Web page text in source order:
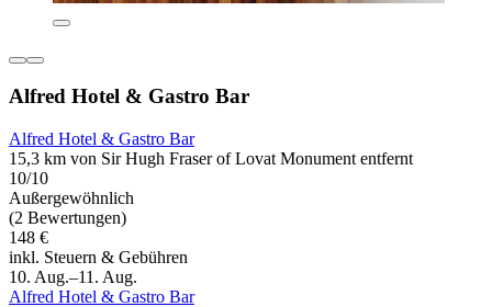
Alfred Hotel & Gastro Bar
Alfred Hotel & Gastro Bar
15,3 km von Sir Hugh Fraser of Lovat Monument entfernt
10/10
Außergewöhnlich
(2 Bewertungen)
148 €
inkl. Steuern & Gebühren
10. Aug.–11. Aug.
Alfred Hotel & Gastro Bar